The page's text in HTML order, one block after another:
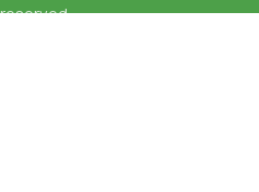
reserved